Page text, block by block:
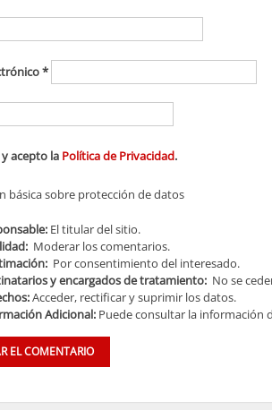
*
acepto la Política de Privacidad.
básica sobre protección de datos
El titular del sitio.
Moderar los comentarios.
Por consentimiento del interesado.
y encargados de tratamiento:No se
Acceder, rectificar y suprimir los datos.
Adicional:Puede consultar la información